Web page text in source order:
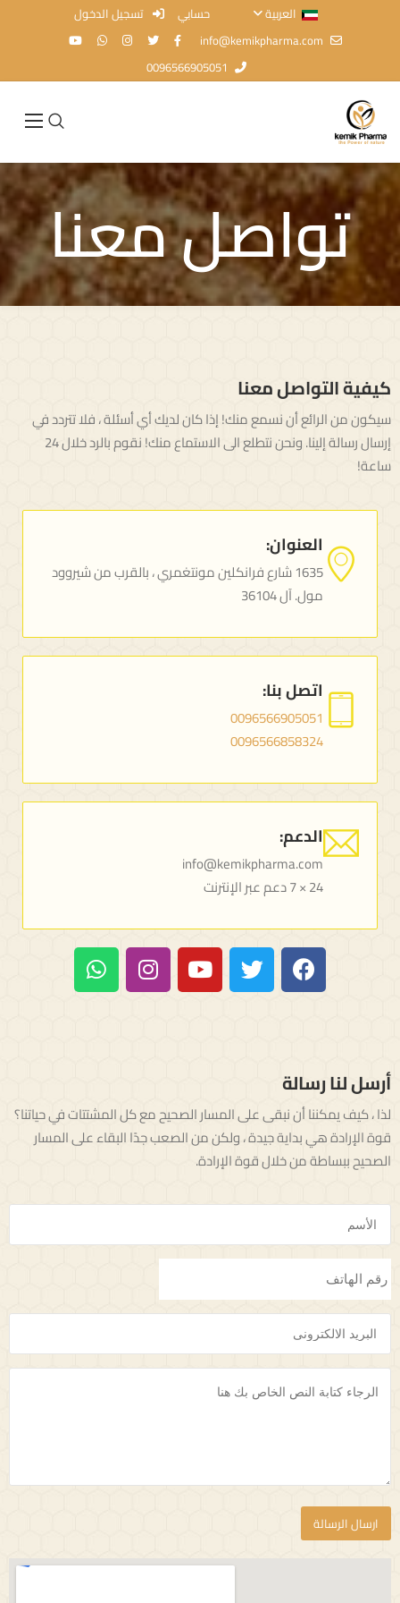
العربية حسابي
تسجيل الدخول
info@kemikpharma.com
0096566905051
تواصل معنا
كيفية التواصل معنا
سيكون من الرائع أن نسمع منك! إذا كان لديك أي أسئلة ، فلا تتردد في
إرسال رسالة إلينا. ونحن نتطلع الى الاستماع منك! نقوم بالرد خلال 24
ساعة!
العنوان:
1635 شارع فرانكلين مونتغمري ، بالقرب من شيروود
مول. آل 36104
اتصل بنا:
0096566905051
0096566858324
الدعم:
info@kemikpharma.com
24 × 7 دعم عبر الإنترنت
أرسل لنا رسالة
لذا ، كيف يمكننا أن نبقى على المسار الصحيح مع كل المشتتات في حياتنا؟
قوة الإرادة هي بداية جيدة ، ولكن من الصعب جدًا البقاء على المسار
الصحيح ببساطة من خلال قوة الإرادة.